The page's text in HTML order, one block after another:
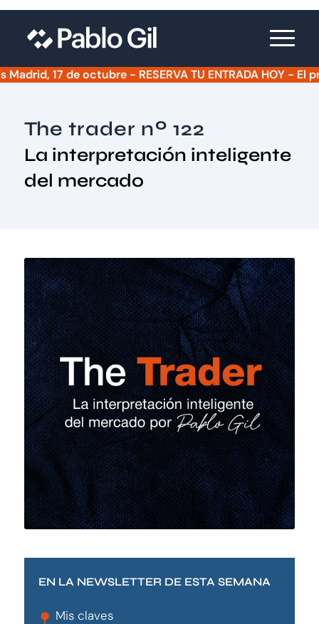
de octubre - RESERVA TU ENTRADA HOY - El precio
The trader nº 122
La interpretación inteligente
del mercado
EN LA NEWSLETTER DE ESTA SEMANA
Mis claves